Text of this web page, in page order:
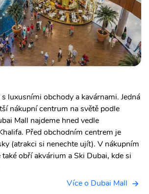
luxusními obchody a kavárnami. Jedná
nákupní centrum na světě podle
Mall najdeme hned vedle
Před obchodním centrem je
(atrakci si nenechte ujít). V nákupním
obří akvárium a Ski Dubai, kde si
Více o Dubai Mall